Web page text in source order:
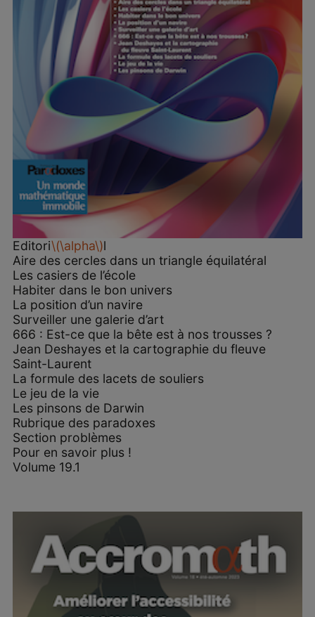
Editori\(\alpha\)l
Aire des cercles dans un triangle équilatéral
Les casiers de l’école
Habiter dans le bon univers
La position d’un navire
Surveiller une galerie d’art
666 : Est-ce que la bête est à nos trousses ?
Jean Deshayes et la cartographie du fleuve
Saint-Laurent
La formule des lacets de souliers
Le jeu de la vie
Les pinsons de Darwin
Rubrique des paradoxes
Section problèmes
Pour en savoir plus !
Volume 19.1